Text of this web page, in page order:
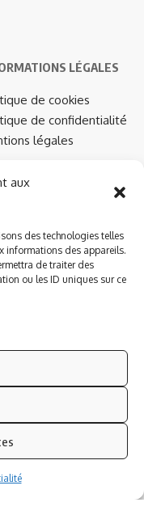
aux
des technologies telles
informations des appareils.
de traiter des
ou les ID uniques sur ce
LÉGALES
de cookies
de confidentialité
légales
UTILES